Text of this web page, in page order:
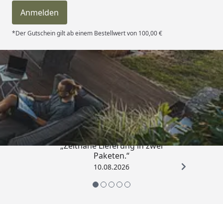
Anmelden
*Der Gutschein gilt ab einem Bestellwert von 100,00 €
Trusted Shops
4,81/ 5
„Zeitnahe Lieferung in zwei
Paketen.“
10.08.2026